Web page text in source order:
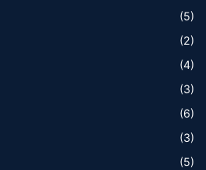
(5)
(2)
(4)
(3)
(6)
(3)
(5)